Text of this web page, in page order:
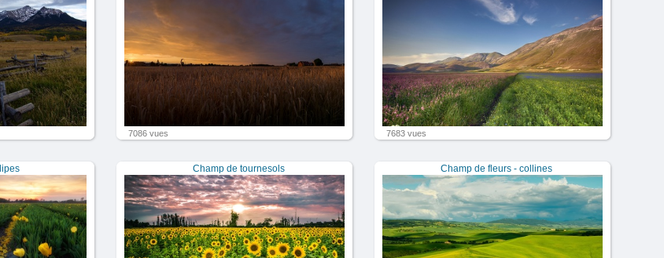
7086 vues 7683 vues
Champ de tournesols Champ de fleurs - collines